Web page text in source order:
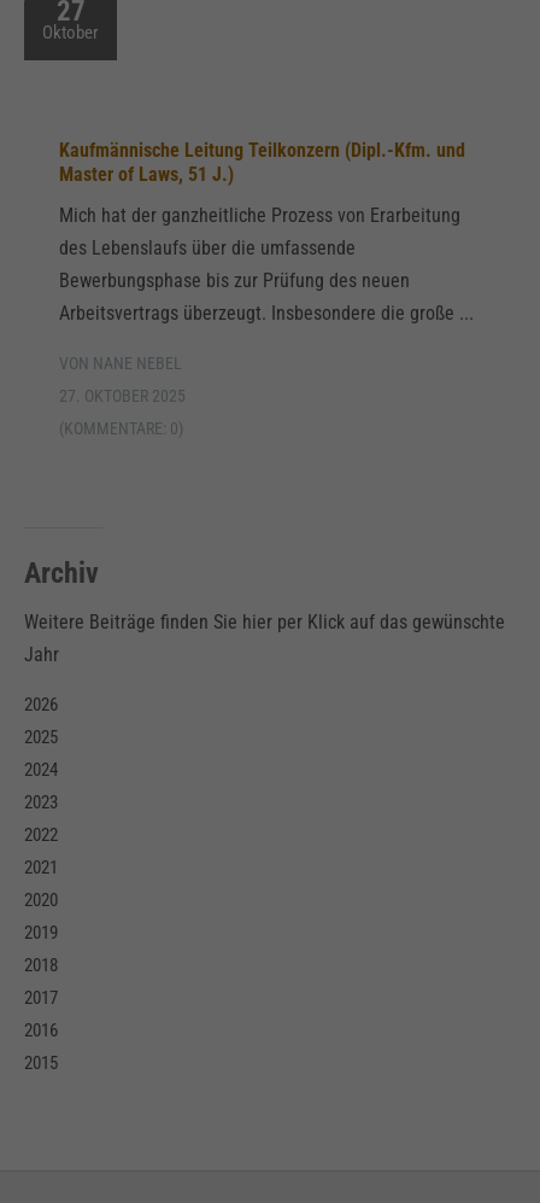
27
Oktober
Kaufmännische Leitung Teilkonzern (Dipl.-Kfm. und
Master of Laws, 51 J.)
Mich hat der ganzheitliche Prozess von Erarbeitung
des Lebenslaufs über die umfassende
Bewerbungsphase bis zur Prüfung des neuen
Arbeitsvertrags überzeugt. Insbesondere die große ...
VON NANE NEBEL
27. OKTOBER 2025
(KOMMENTARE: 0)
Archiv
Weitere Beiträge finden Sie hier per Klick auf das gewünschte
Jahr
2026
2025
2024
2023
2022
2021
2020
2019
2018
2017
2016
2015